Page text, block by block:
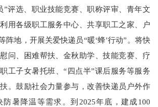
”评选、职业技能竞赛、职称评审、青年文
用各级职工服务中心、共享职工之家、户
阵地，开展关爱快递员“暖‘蜂’行动”。将快
问、困难帮扶、金秋助学、技能竞赛、疗
工子女暑托班、“四点半”课后服务等服务
。鼓励社会力量参与，改善快递员户外作
暑降温等需求。到 2025年底，建成100